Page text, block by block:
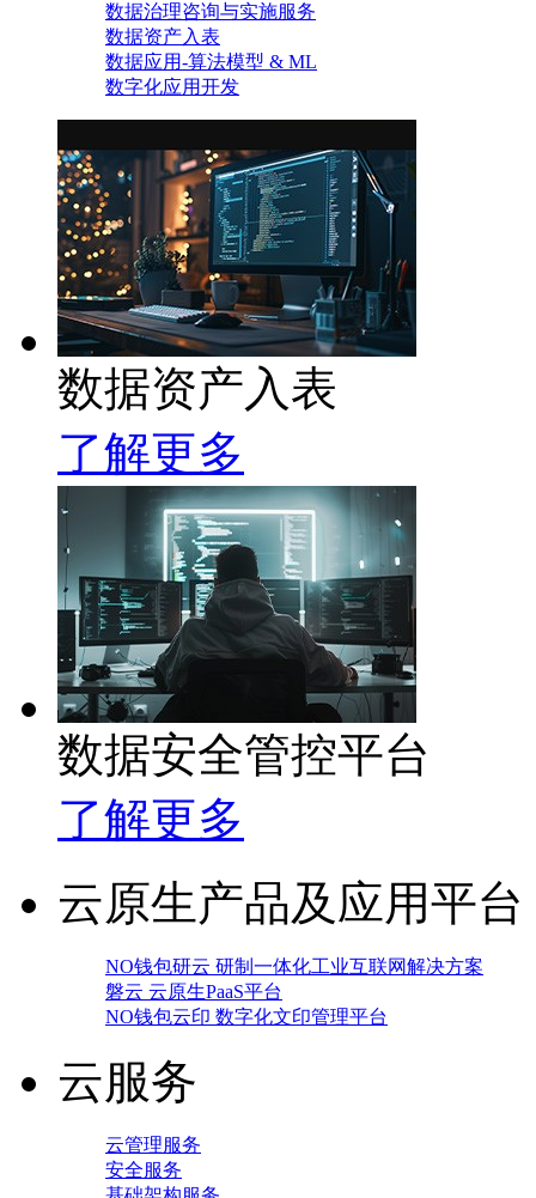
数据治理咨询与实施服务
数据资产入表
数据应用-算法模型 & ML
数字化应用开发
数据资产入表
了解更多
数据安全管控平台
了解更多
云原生产品及应用平台
NO钱包研云 研制一体化工业互联网解决方案
磐云 云原生PaaS平台
NO钱包云印 数字化文印管理平台
云服务
云管理服务
安全服务